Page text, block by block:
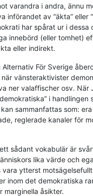
varandra i andra, ännu
införandet av “äkta” eller
har spårat ur i dessa
innebörd (eller tomhet)
eller indirekt.
För Sverige
vänsteraktivister
ner valaffischer osv. När
i handlingen
sammanfattas som:
reglerade kanaler för
sådant vokabulär är
lika värde och
ytterst
inom det demokratiska
marginella åsikter.